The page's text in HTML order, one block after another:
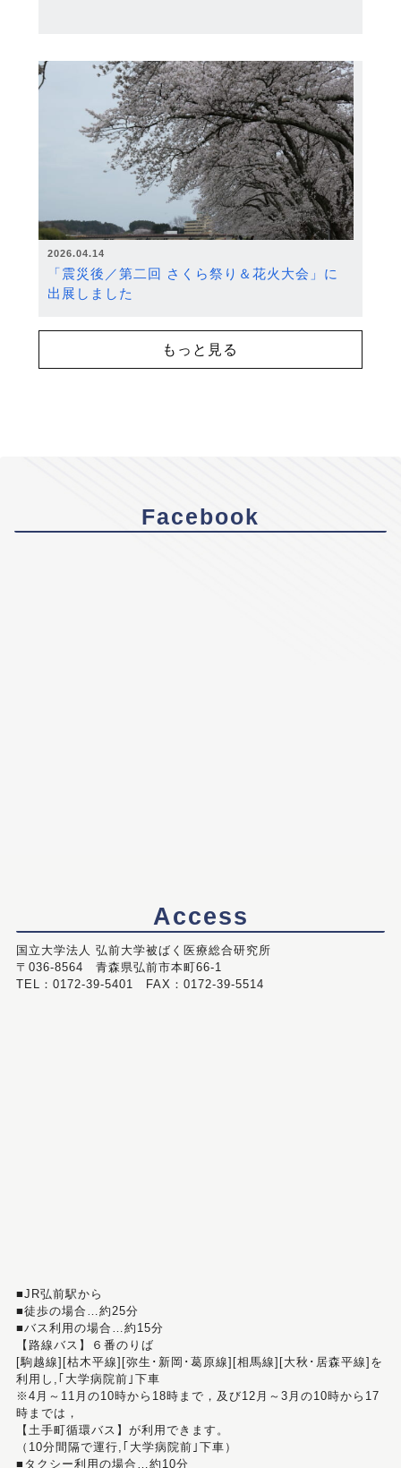
2026.04.14
「震災後／第二回 さくら祭り＆花火大会」に
出展しました
もっと見る
Facebook
Access
国立大学法人 弘前大学被ばく医療総合研究所
〒036-8564 青森県弘前市本町66-1
TEL：0172-39-5401 FAX：0172-39-5514
■JR弘前駅から
■徒歩の場合…約25分
■バス利用の場合…約15分
【路線バス】６番のりば
[駒越線][枯木平線][弥生･新岡･葛原線][相馬線][大秋･居森平線]を
利用し,｢大学病院前｣下車
※4月～11月の10時から18時まで，及び12月～3月の10時から17
時までは，
【土手町循環バス】が利用できます。
（10分間隔で運行,｢大学病院前｣下車）
■タクシー利用の場合…約10分